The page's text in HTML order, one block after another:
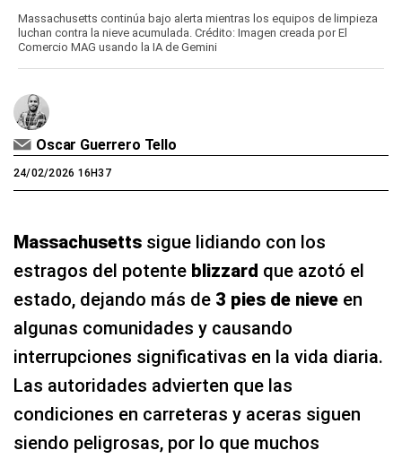
Massachusetts continúa bajo alerta mientras los equipos de limpieza
luchan contra la nieve acumulada. Crédito: Imagen creada por El
Comercio MAG usando la IA de Gemini
Oscar Guerrero Tello
24/02/2026 16H37
Massachusetts sigue lidiando con los
estragos del potente blizzard que azotó el
estado, dejando más de 3 pies de nieve en
algunas comunidades y causando
interrupciones significativas en la vida diaria.
Las autoridades advierten que las
condiciones en carreteras y aceras siguen
siendo peligrosas, por lo que muchos